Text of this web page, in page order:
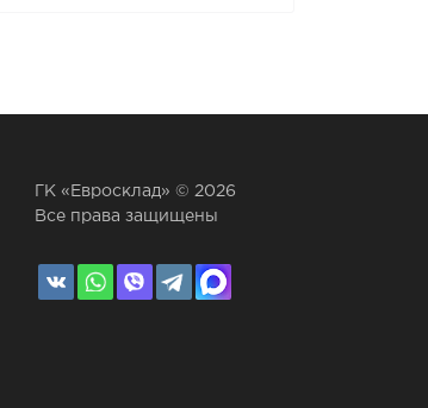
ГК «Евросклад» © 2026
Все права защищены